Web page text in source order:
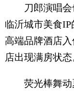
刀郎演唱会
临沂城市美食
高端品牌酒店
店出现满房状态
荧光棒舞动